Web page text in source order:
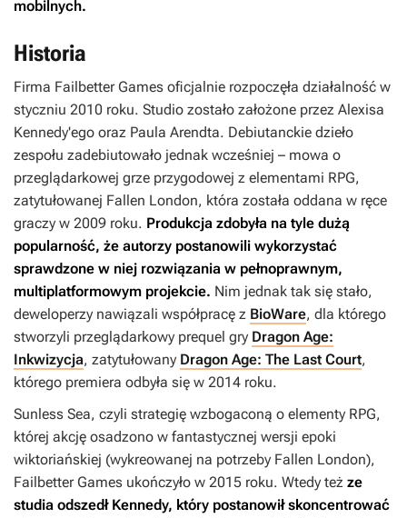
mobilnych.
Historia
Firma Failbetter Games oficjalnie rozpoczęła działalność w
styczniu 2010 roku. Studio zostało założone przez Alexisa
Kennedy'ego oraz Paula Arendta. Debiutanckie dzieło
zespołu zadebiutowało jednak wcześniej – mowa o
przeglądarkowej grze przygodowej z elementami RPG,
zatytułowanej Fallen London, która została oddana w ręce
graczy w 2009 roku. Produkcja zdobyła na tyle dużą
popularność, że autorzy postanowili wykorzystać
sprawdzone w niej rozwiązania w pełnoprawnym,
multiplatformowym projekcie. Nim jednak tak się stało,
deweloperzy nawiązali współpracę z BioWare, dla którego
stworzyli przeglądarkowy prequel gry Dragon Age:
Inkwizycja, zatytułowany Dragon Age: The Last Court,
którego premiera odbyła się w 2014 roku.
Sunless Sea, czyli strategię wzbogaconą o elementy RPG,
której akcję osadzono w fantastycznej wersji epoki
wiktoriańskiej (wykreowanej na potrzeby Fallen London),
Failbetter Games ukończyło w 2015 roku. Wtedy też ze
studia odszedł Kennedy, który postanowił skoncentrować